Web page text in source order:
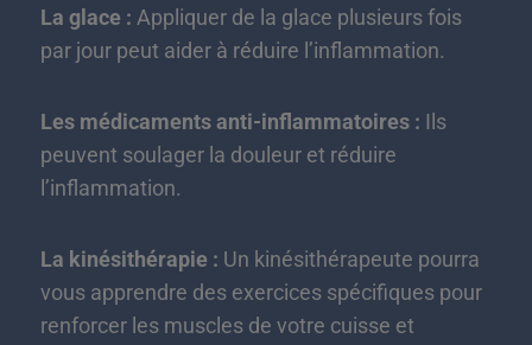
La glace : Appliquer de la glace plusieurs fois
par jour peut aider à réduire l’inflammation.
Les médicaments anti-inflammatoires : Ils
peuvent soulager la douleur et réduire
l’inflammation.
La kinésithérapie : Un kinésithérapeute pourra
vous apprendre des exercices spécifiques pour
renforcer les muscles de votre cuisse et